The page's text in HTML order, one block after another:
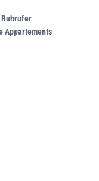
Appartements